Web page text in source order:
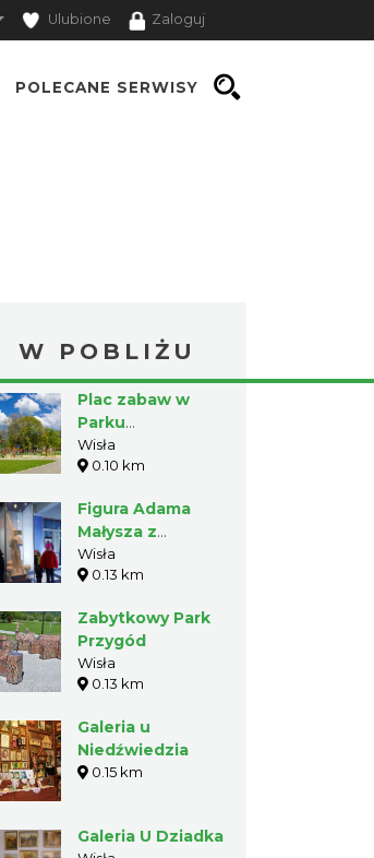
Ulubione Zaloguj
POLECANE SERWISY
W POBLIŻU
Plac zabaw w
Parku
Kopczyńskiego
Wisła
0.10 km
Figura Adama
Małysza z
czekolady w Wiśle
Wisła
0.13 km
Zabytkowy Park
Przygód
Wisła
0.13 km
Galeria u
Niedźwiedzia
0.15 km
Galeria U Dziadka